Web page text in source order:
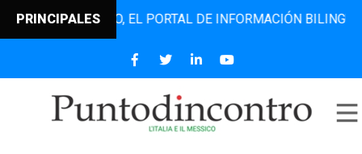
PRINCIPALESEL PORTAL DE INFORMACIÓN BILINGÜE